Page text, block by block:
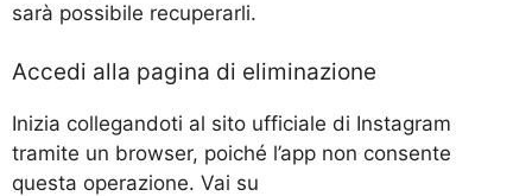
sarà possibile recuperarli.
Accedi alla pagina di eliminazione
Inizia collegandoti al sito ufficiale di Instagram
tramite un browser, poiché l’app non consente
questa operazione. Vai su